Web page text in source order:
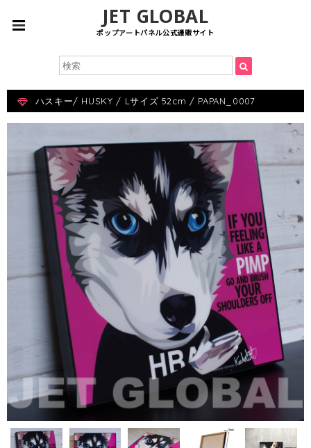
JET GLOBAL
ポップアートパネル公式通販サイト
ハスキー/ HUSKY / Lサイズ 52cm / PAPAN_0007